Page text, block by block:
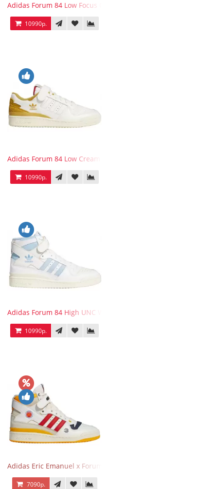
Adidas Forum 84 Low Focus Orange
10990р.
Adidas Forum 84 Low Cream White Victory Gold
10990р.
Adidas Forum 84 High UNC White Blue
10990р.
Adidas Eric Emanuel x Forum 84 High Mcdonald’s
7090р.